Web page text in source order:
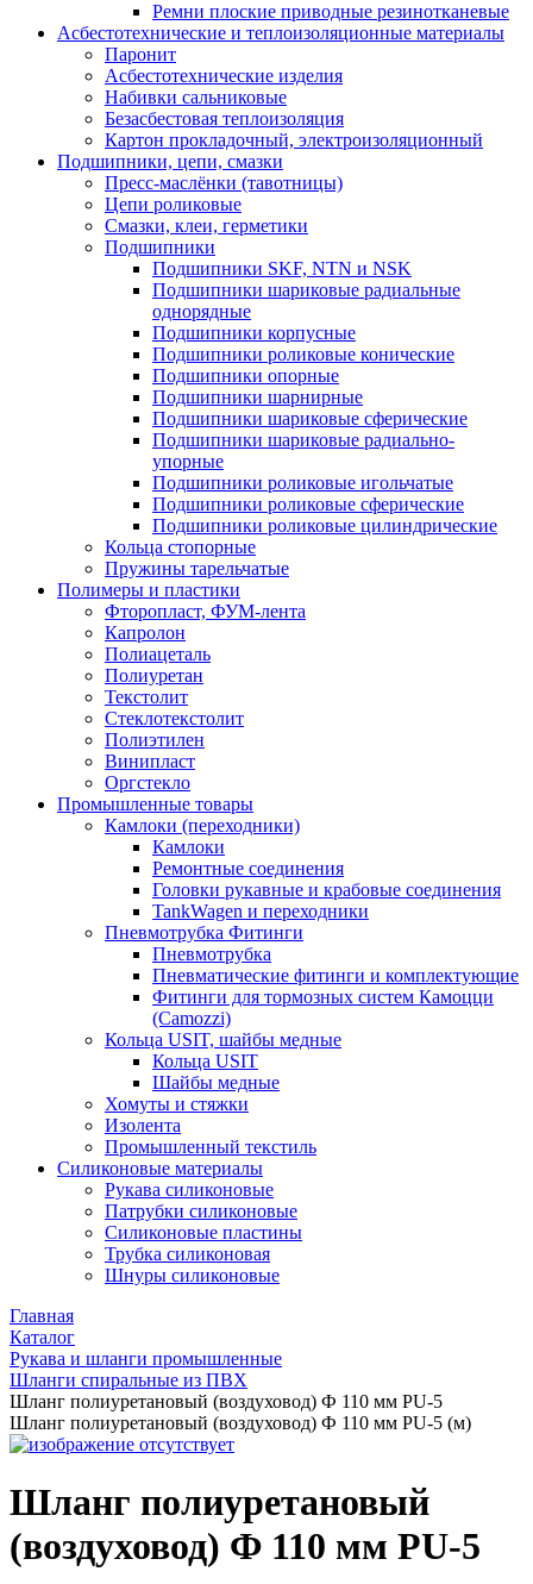
Ремни плоские приводные резинотканевые
Асбестотехнические и теплоизоляционные материалы
Паронит
Асбестотехнические изделия
Набивки сальниковые
Безасбестовая теплоизоляция
Картон прокладочный, электроизоляционный
Подшипники, цепи, смазки
Пресс-маслёнки (тавотницы)
Цепи роликовые
Смазки, клеи, герметики
Подшипники
Подшипники SKF, NTN и NSK
Подшипники шариковые радиальные
однорядные
Подшипники корпусные
Подшипники роликовые конические
Подшипники опорные
Подшипники шарнирные
Подшипники шариковые сферические
Подшипники шариковые радиально-
упорные
Подшипники роликовые игольчатые
Подшипники роликовые сферические
Подшипники роликовые цилиндрические
Кольца стопорные
Пружины тарельчатые
Полимеры и пластики
Фторопласт, ФУМ-лента
Капролон
Полиацеталь
Полиуретан
Текстолит
Стеклотекстолит
Полиэтилен
Винипласт
Оргстекло
Промышленные товары
Камлоки (переходники)
Камлоки
Ремонтные соединения
Головки рукавные и крабовые соединения
TankWagen и переходники
Пневмотрубка Фитинги
Пневмотрубка
Пневматические фитинги и комплектующие
Фитинги для тормозных систем Камоцци
(Camozzi)
Кольца USIT, шайбы медные
Кольца USIT
Шайбы медные
Хомуты и стяжки
Изолента
Промышленный текстиль
Силиконовые материалы
Рукава силиконовые
Патрубки силиконовые
Силиконовые пластины
Трубка силиконовая
Шнуры силиконовые
Главная
Каталог
Рукава и шланги промышленные
Шланги спиральные из ПВХ
Шланг полиуретановый (воздуховод) Ф 110 мм PU-5
Шланг полиуретановый (воздуховод) Ф 110 мм PU-5 (м)
Шланг полиуретановый
(воздуховод) Ф 110 мм PU-5